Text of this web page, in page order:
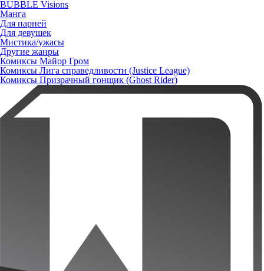
BUBBLE Visions
Манга
Для парней
Для девушек
Мистика/ужасы
Другие жанры
Комиксы Майор Гром
Комиксы Лига справедливости (Justice League)
Комиксы Призрачный гонщик (Ghost Rider)